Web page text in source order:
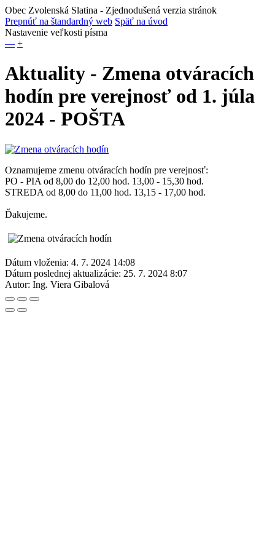
Obec Zvolenská Slatina - Zjednodušená verzia stránok
Prepnúť na štandardný web Späť na úvod
Nastavenie veľkosti písma
— +
Aktuality - Zmena otváracích
hodín pre verejnosť od 1. júla
2024 - POŠTA
Oznamujeme zmenu otváracích hodín pre verejnosť:
PO - PIA od 8,00 do 12,00 hod. 13,00 - 15,30 hod.
STREDA od 8,00 do 11,00 hod. 13,15 - 17,00 hod.
Ďakujeme.
Dátum vloženia: 4. 7. 2024 14:08
Dátum poslednej aktualizácie: 25. 7. 2024 8:07
Autor: Ing. Viera Gibalová